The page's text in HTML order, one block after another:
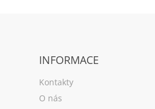
INFORMACE
Kontakty
O nás